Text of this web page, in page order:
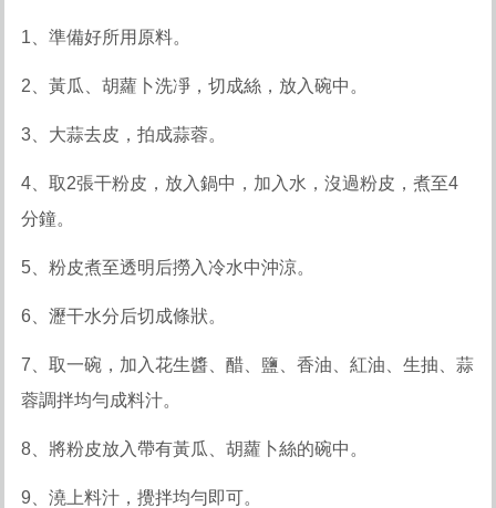
1、準備好所用原料。
2、黃瓜、胡蘿卜洗凈，切成絲，放入碗中。
3、大蒜去皮，拍成蒜蓉。
4、取2張干粉皮，放入鍋中，加入水，沒過粉皮，煮至4
分鐘。
5、粉皮煮至透明后撈入冷水中沖涼。
6、瀝干水分后切成條狀。
7、取一碗，加入花生醬、醋、鹽、香油、紅油、生抽、蒜
蓉調拌均勻成料汁。
8、將粉皮放入帶有黃瓜、胡蘿卜絲的碗中。
9、澆上料汁，攪拌均勻即可。